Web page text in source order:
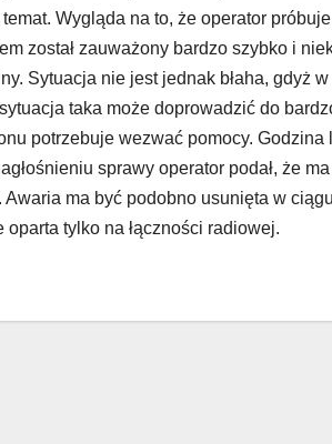
Wygląda na to, że operator
został zauważony bardzo szybko i
Sytuacja nie jest jednak błaha, gdyż
taka może doprowadzić do
potrzebuje wezwać pomocy. Godzina
sprawy operator podał, że
ma być podobno usunięta w
tylko na łączności radiowej.